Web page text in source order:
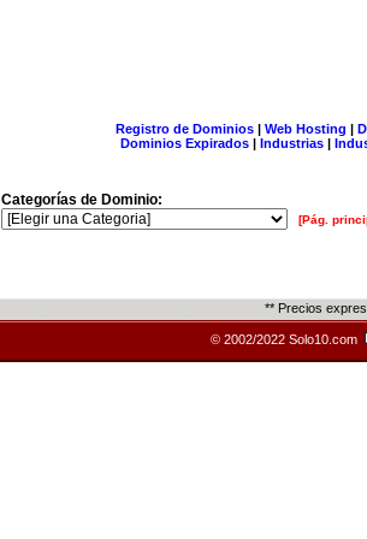
Registro de Dominios| Web Hosting |
Dominios Expirados | Industrias |
Categorías de Dominio:
[Pág.
** Precios
© 2002/2022 Solo10.com